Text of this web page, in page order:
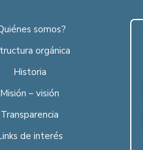
somos?
orgánica
Historia
Misión – visión
Transparencia
de interés